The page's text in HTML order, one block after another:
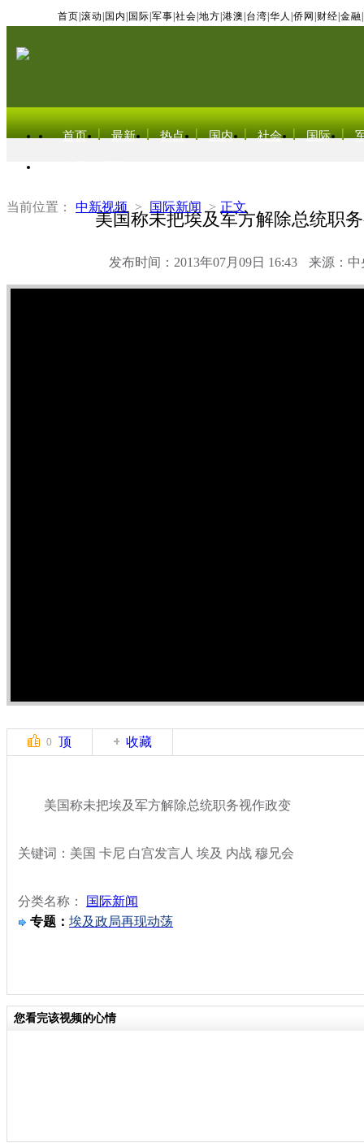
首页 滚动 国内 国际 军事 社会 地方 港澳 台湾 华人 侨网 财经 金融
首页 最新 热点 国内 社会 国际
当前位置： 中新视频 > 国际新闻 > 正文
美国称未把埃及军方解除总统职
发布时间：2013年07月09日 16:43 来源：中
0 顶 收藏
美国称未把埃及军方解除总统职务视作政变
关键词：美国 卡尼 白宫发言人 埃及 内战 穆兄会
分类名称：
国际新闻
专题： 埃及政局再现动荡
您看完该视频的心情